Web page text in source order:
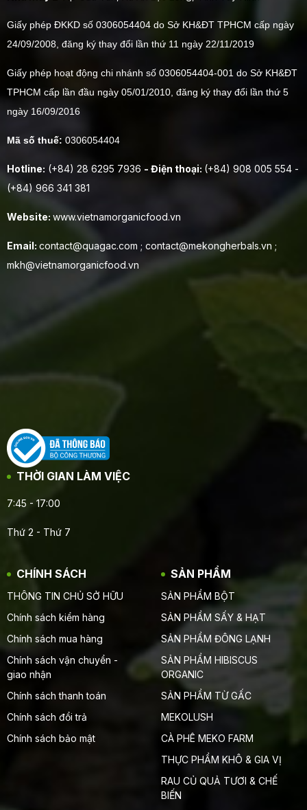
Giấy phép ĐKKD số 0306054404 do Sở KH&ĐT TPHCM cấp ngày
24/09/2008, đăng ký thay đổi lần thứ 11 ngày 22/11/2019
Giấy phép hoạt động chi nhánh số 0306054404-001 do Sở KH&ĐT
TPHCM cấp lần đầu ngày 05/01/2010, đăng ký thay đổi lần thứ 5
ngày 16/09/2016
Mã số thuế: 0306054404
Hotline: (+84) 28 6295 7936 - Điện thoại: (+84) 908 005 554 -
(+84) 966 341 381
Website: www.vietnamorganicfood.vn
Email: contact@quagac.com ; contact@mekongherbals.vn ;
mkh@vietnamorganicfood.vn
THỜI GIAN LÀM VIỆC
7:45 - 17:00
Thứ 2 - Thứ 7
CHÍNH SÁCH
THÔNG TIN CHỦ SỞ HỮU
Chính sách kiểm hàng
Chính sách mua hàng
Chính sách vận chuyển -
giao nhận
Chính sách thanh toán
Chính sách đổi trả
Chính sách bảo mật
SẢN PHẨM
SẢN PHẨM BỘT
SẢN PHẨM SẤY & HẠT
SẢN PHẨM ĐÔNG LẠNH
SẢN PHẨM HIBISCUS
ORGANIC
SẢN PHẨM TỪ GẤC
MEKOLUSH
CÀ PHÊ MEKO FARM
THỰC PHẨM KHÔ & GIA VỊ
RAU CỦ QUẢ TƯƠI & CHẾ
BIẾN